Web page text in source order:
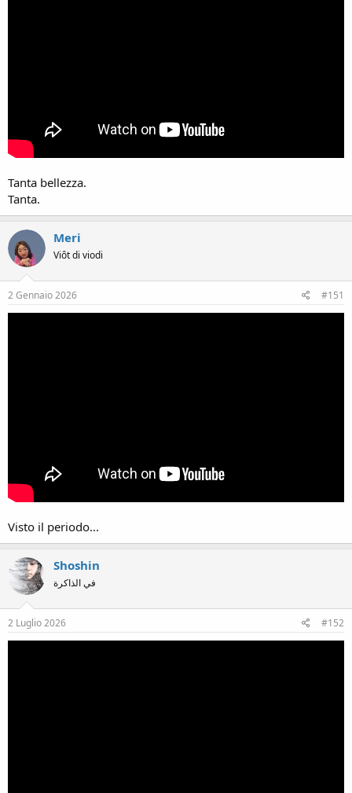
Tanta bellezza.
Tanta.
Meri
Viôt di viodi
2 Gennaio 2026 #151
Visto il periodo...
Shoshin
في الذاكرة
2 Luglio 2026 #152